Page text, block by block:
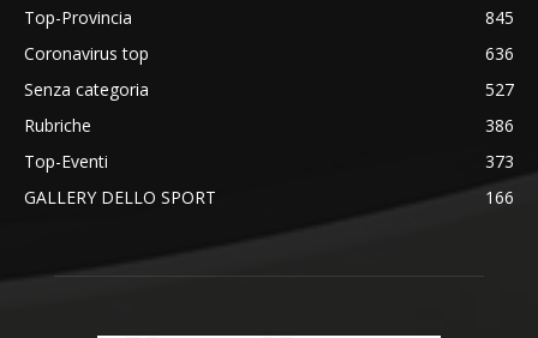
Top-Provincia
845
Coronavirus top
636
Senza categoria
527
Rubriche
386
Top-Eventi
373
GALLERY DELLO SPORT
166